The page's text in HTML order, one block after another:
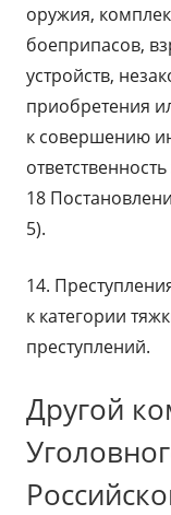
оружия,
боеприпасов,
устройств,
приобретения
к совершению
18
5).
14.
к категории
преступлений.
Другой